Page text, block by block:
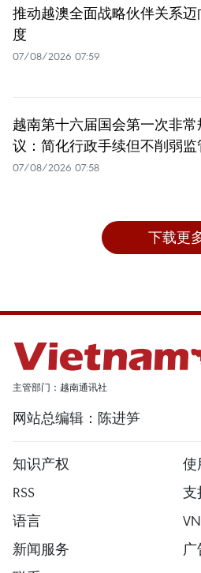
推动越澳全面战略伙伴关系迈
度
07/08/2026 07:59
越南第十六届国会第一次非常
议：简化行政手续但不削弱
07/08/2026 07:58
下载更
主管部门：越南通讯社
网站总编辑：陈进笋
知识产权
使
RSS
支
语言
新闻服务